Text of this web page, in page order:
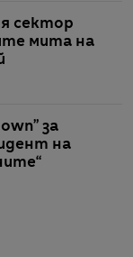
сектор
мита на
за
на